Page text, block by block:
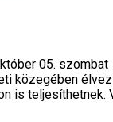
05.
közegében
is teljesíthetnek.